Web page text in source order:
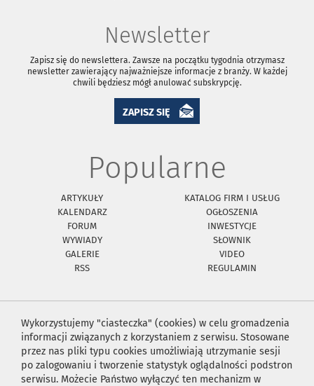
Newsletter
Zapisz się do newslettera. Zawsze na początku tygodnia otrzymasz
newsletter zawierający najważniejsze informacje z branży. W każdej
chwili będziesz mógł anulować subskrypcję.
ZAPISZ SIĘ
Popularne
ARTYKUŁY
KATALOG FIRM I USŁUG
KALENDARZ
OGŁOSZENIA
FORUM
INWESTYCJE
WYWIADY
SŁOWNIK
GALERIE
VIDEO
RSS
REGULAMIN
Wykorzystujemy "ciasteczka" (cookies) w celu gromadzenia
informacji związanych z korzystaniem z serwisu. Stosowane
przez nas pliki typu cookies umożliwiają utrzymanie sesji
po zalogowaniu i tworzenie statystyk oglądalności podstron
serwisu. Możecie Państwo wyłączyć ten mechanizm w